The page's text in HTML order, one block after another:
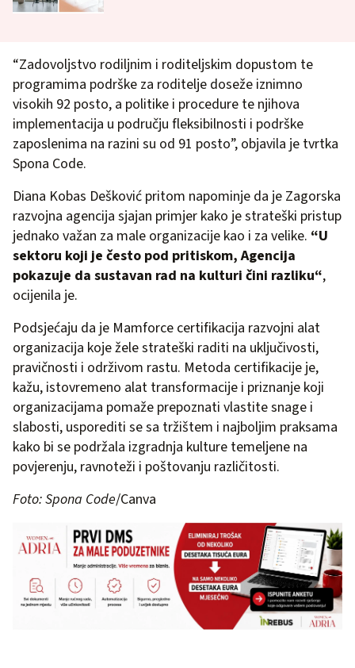
“Zadovoljstvo rodiljnim i roditeljskim dopustom te
programima podrške za roditelje doseže iznimno
visokih 92 posto, a politike i procedure te njihova
implementacija u području fleksibilnosti i podrške
zaposlenima na razini su od 91 posto”, objavila je tvrtka
Spona Code.
Diana Kobas Dešković pritom napominje da je Zagorska
razvojna agencija sjajan primjer kako je strateški pristup
jednako važan za male organizacije kao i za velike. “U
sektoru koji je često pod pritiskom, Agencija
pokazuje da sustavan rad na kulturi čini razliku“,
ocijenila je.
Podsjećaju da je Mamforce certifikacija razvojni alat
organizacija koje žele strateški raditi na uključivosti,
pravičnosti i održivom rastu. Metoda certifikacije je,
kažu, istovremeno alat transformacije i priznanje koji
organizacijama pomaže prepoznati vlastite snage i
slabosti, usporediti se sa tržištem i najboljim praksama
kako bi se podržala izgradnja kulture temeljene na
povjerenju, ravnoteži i poštovanju različitosti.
Foto: Spona Code/Canva